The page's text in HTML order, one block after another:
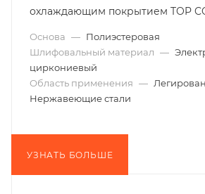
охлаждающим покрытием TOP
Основа — Полиэстеровая
Шлифовальный материал —
циркониевый
Область применения —
Нержавеющие стали
УЗНАТЬ БОЛЬШЕ